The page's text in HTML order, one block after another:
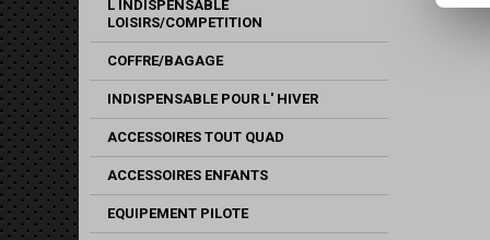
L INDISPENSABLE
LOISIRS/COMPETITION
COFFRE/BAGAGE
INDISPENSABLE POUR L' HIVER
ACCESSOIRES TOUT QUAD
ACCESSOIRES ENFANTS
EQUIPEMENT PILOTE